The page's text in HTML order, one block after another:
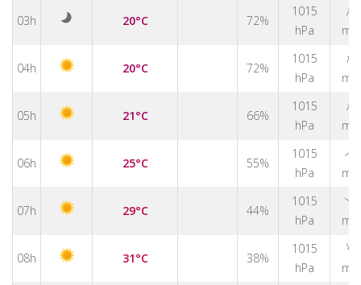
03h 20°C 72%
1015
hPa
↑
m/s
04h 20°C 72%
1015
hPa
↑
m/s
05h 21°C 66%
1015
hPa
↑
m/s
06h 25°C 55%
1015
hPa
↑
m/s
07h 29°C 44%
1015
hPa
↑
m/s
08h 31°C 38%
1015
hPa
↑
m/s